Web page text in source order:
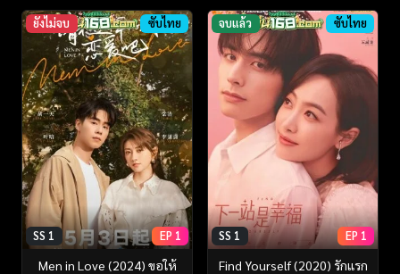
ยังไม่จบ ซับไทย
SS 1 EP 1
Men in Love (2024) ขอให้
จบแล้ว ซับไทย
SS 1 EP 1
Find Yourself (2020) รักแรก